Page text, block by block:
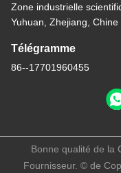
Zone industrielle
Yuhuan, Zhejiang, Chine
Télégramme
86--17701960455
Bonne qualité de la
Fournisseur. © de